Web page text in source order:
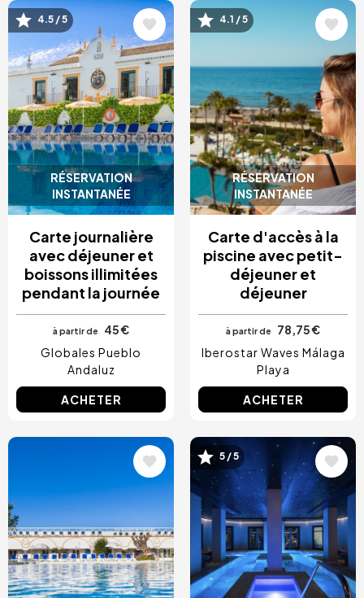
RÉSERVATION
INSTANTANÉE
Image
4.5 / 5
Carte journalière
avec déjeuner et
boissons illimitées
pendant la journée
à partir de
45 €
Globales Pueblo
Andaluz
ACHETER
RÉSERVATION
INSTANTANÉE
Image
4.1 / 5
Carte d'accès à la
piscine avec petit-
déjeuner et
déjeuner
à partir de
78,75 €
Iberostar Waves Málaga
Playa
ACHETER
Image
5 / 5